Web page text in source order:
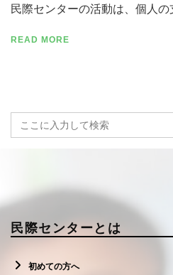
民際センターの活動は、個人
READ MORE
Search
for:
民際センターとは
初めての方へ